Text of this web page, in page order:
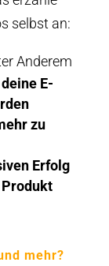
selbst an:
Anderem
E-
zu
Erfolg
mehr?